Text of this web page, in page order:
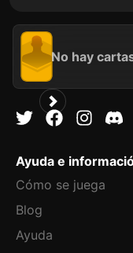
No hay
Ayuda e
Cómo se juega
Blog
Ayuda